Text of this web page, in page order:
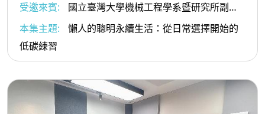
受邀來賓:
國立臺灣大學機械工程學系暨研究所副教
授、《懶人的聰明永續生活》作者 林心恬
本集主題:
懶人的聰明永續生活：從日常選擇開始的
低碳練習